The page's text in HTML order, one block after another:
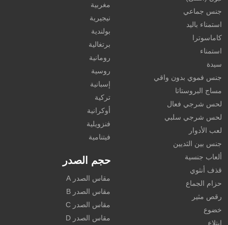
جنس جماعي
استمناء باليد
كاماسوترا
استمناء
سيدة
جنس فموي بدون واقي
مساج البروستاتا
لحس شرجي فعال
لحس شرجي سلبي
لعب الأدوار
جنس بين الثديين
ألعاب جنسية
قذف أنثوي
حزام الجماع
رقص مثير
خضوع
ابتلاع
مغربية
نيجيرية
بولندية
برتغالية
رومانية
روسية
إسبانية
تركية
أوكرانية
فنزويلية
فيتنامية
حجم الصدر
مقاس الصدر A
مقاس الصدر B
مقاس الصدر C
مقاس الصدر D